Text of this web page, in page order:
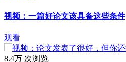
视频：一篇好论文该具备这些条件
观看
8.4万 次浏览